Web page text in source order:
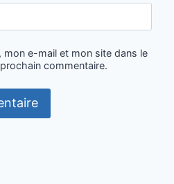
mon e-mail et mon site dans le
commentaire.